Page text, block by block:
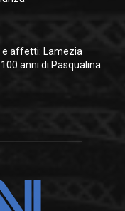
e affetti: Lamezia
anni di Pasqualina